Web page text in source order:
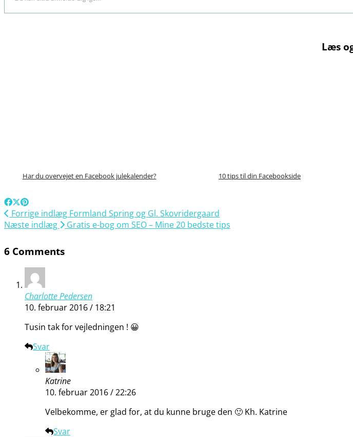
Læs
Har du overvejet en Facebook julekalender? 10 tips til din Facebookside
Forrige indlæg Formland Spring og Gl. Skovridergaard
Næste indlæg
Gratis e-bog om SEO – Mine 20 bedste tips
6 Comments
Charlotte Pedersen
10. februar 2016 / 18:21
Tusin tak for vejledningen ! 😀
Svar
Katrine
10. februar 2016 / 22:26
Velbekomme, er glad for, at du kunne bruge den 🙂 Kh. Katrine
Svar